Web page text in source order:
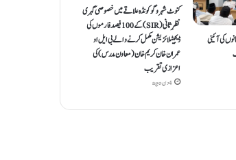
کی آئینی
کنوٹ شہر و گوکونڈہ علاقے میں خصوصی گہری
نظرِ ثانی (SIR) کے 100 فیصد فارموں کی
ڈیجیٹلائزیشن مکمل کرنے والے بی ایل او
عمران خان کریم خان (معاون مدرس) کی
اعزازی تقریب
4 دن ago